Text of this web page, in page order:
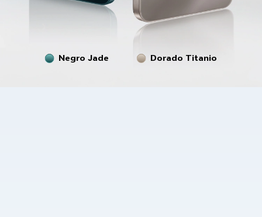
Negro Jade Dorado Titanio